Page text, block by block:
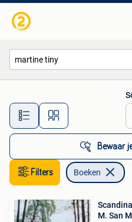
Alle
Bewaar
Filters Boeken
M. San